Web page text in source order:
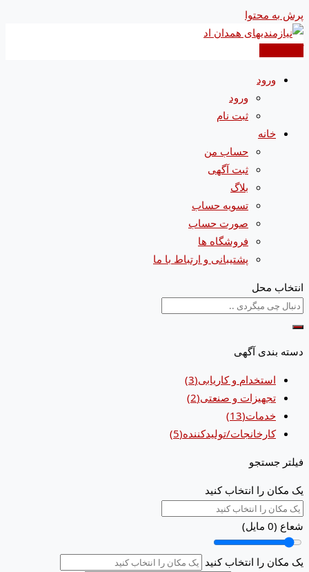
پرش به محتوا
ورود
ورود
ثبت نام
خانه
حساب من
ثبت آگهی
بلاگ
تسویه حساب
صورت حساب
فروشگاه ها
پشتیبانی و ارتباط با ما
انتخاب محل
دسته بندی آگهی
استخدام و کاریابی(3)
تجهیزات و صنعتی(2)
خدمات(13)
کارخانجات/تولیدکننده(5)
فیلتر جستجو
یک مکان را انتخاب کنید
شعاع (0 مایل)
یک مکان را انتخاب کنید